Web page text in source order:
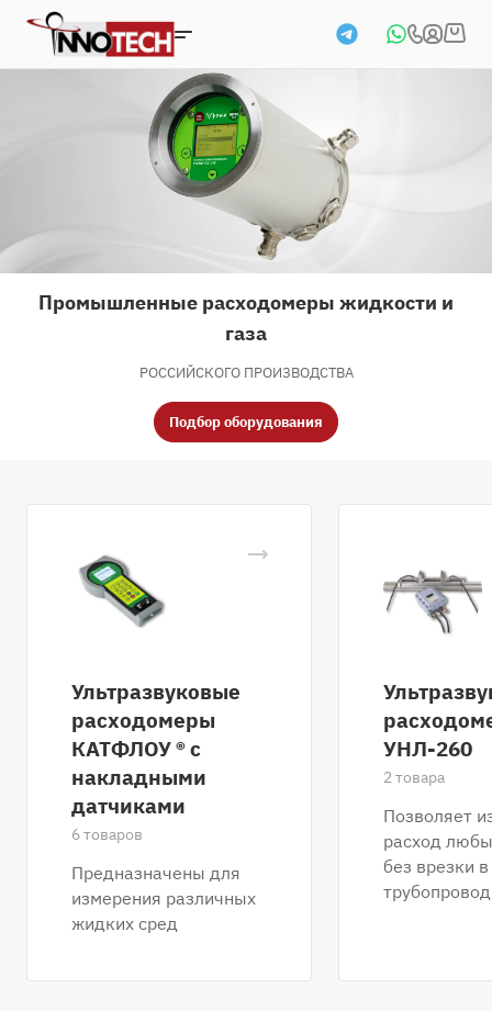
Промышленные расходомеры жидкости и
газа
РОССИЙСКОГО ПРОИЗВОДСТВА
Подбор оборудования
Ультразвуковые
расходомеры
КАТФЛОУ ® с
накладными
датчиками
6 товаров
Предназначены для
измерения различных
жидких сред
УНЛ-260
2 товара
Позволяет
расход
без врезки в
трубопровод